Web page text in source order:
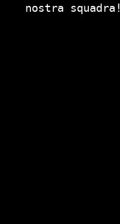
nostra squadra!